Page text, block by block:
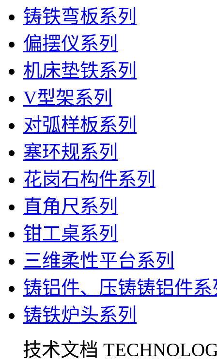
铸铁弯板系列
偏摆仪系列
机床垫铁系列
V型架系列
对弧样板系列
塞环规系列
花岗石构件系列
直角尺系列
钳工桌系列
三维柔性平台系列
铸铝件、压铸铸铝件系
铸铁炉头系列
技术文档